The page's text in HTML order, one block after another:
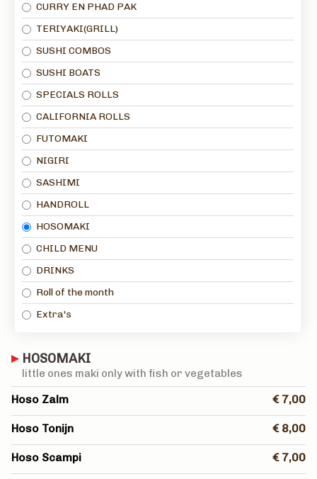
CURRY EN PHAD PAK
TERIYAKI(GRILL)
SUSHI COMBOS
SUSHI BOATS
SPECIALS ROLLS
CALIFORNIA ROLLS
FUTOMAKI
NIGIRI
SASHIMI
HANDROLL
HOSOMAKI
CHILD MENU
DRINKS
Roll of the month
Extra's
HOSOMAKI
little ones maki only with fish or vegetables
Hoso Zalm € 7,00
Hoso Tonijn € 8,00
Hoso Scampi € 7,00